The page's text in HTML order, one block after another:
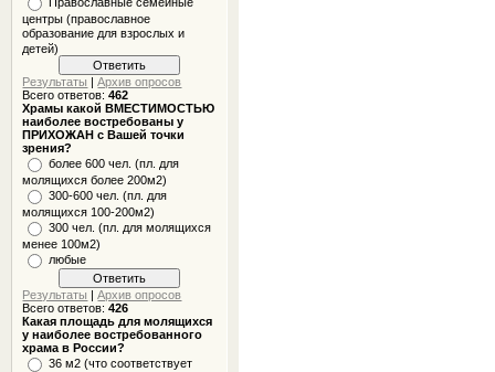
центры (православное
образование для взрослых и
детей)
Результаты |Архив опросов
Всего ответов:462
Храмы какой ВМЕСТИМОСТЬЮ
наиболее востребованы у
ПРИХОЖАН с Вашей точки
зрения?
более 600 чел. (пл. для
молящихся более 200м2)
300-600 чел. (пл. для
молящихся 100-200м2)
300 чел. (пл. для молящихся
менее 100м2)
любые
Результаты |Архив опросов
Всего ответов:426
Какая площадь для молящихся
у наиболее востребованного
храма в России?
36 м2 (что соответствует